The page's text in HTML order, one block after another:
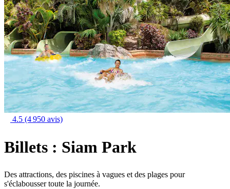
4.5 (4 950 avis)
Billets : Siam Park
Des attractions, des piscines à vagues et des plages pour
s'éclabousser toute la journée.